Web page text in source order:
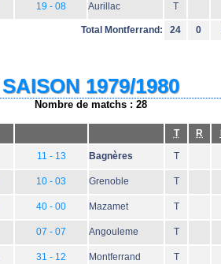
19 - 08 Aurillac T
Total Montferrand: 24 0
SAISON 1979/1980
Nombre de matchs : 28
T R
11 - 13 Bagnères T
10 - 03 Grenoble T
40 - 00 Mazamet T
07 - 07 Angouleme T
31 - 12 Montferrand T